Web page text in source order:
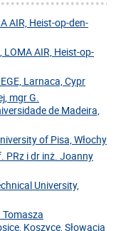
AIR, Heist-op-den-
AIR, Heist-op-
Larnaca, Cypr
mgr G.
de Madeira,
of Pisa, Włochy
PRz i dr inż. Joanny
University,
Tomasza
Koszyce, Słowacja